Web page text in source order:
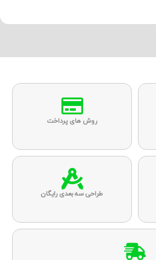
روش های پرداخت
طراحی سه بعدی رایگان